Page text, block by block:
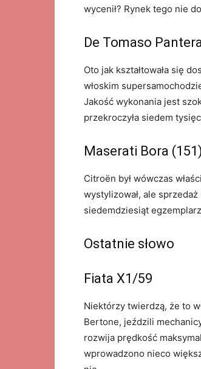
wycenił? Rynek tego nie
De Tomaso
Oto jak kształtowała się
włoskim
Jakość wykonania jest
przekroczyła siedem
Maserati Bora (151)
Citroën był wówczas
wystylizował, ale
siedemdziesiąt
Ostatnie słowo
Fiata X1/59
Niektórzy twierdzą, że to
Bertone, jeździli
rozwija prędkość
wprowadzono nieco